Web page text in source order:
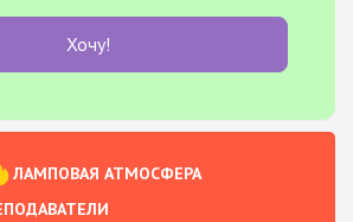
Хочу!
ЛАМПОВАЯ АТМОСФЕРА